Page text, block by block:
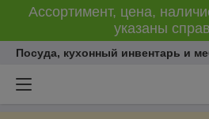
Ассортимент, цена,
указаны
Посуда, кухонный инвентарь и